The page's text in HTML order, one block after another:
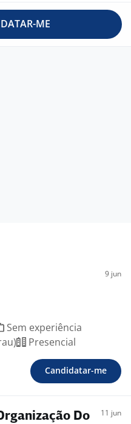
ME
9 jun
Sem experiência
Presencial
Candidatar-me
Do
11 jun